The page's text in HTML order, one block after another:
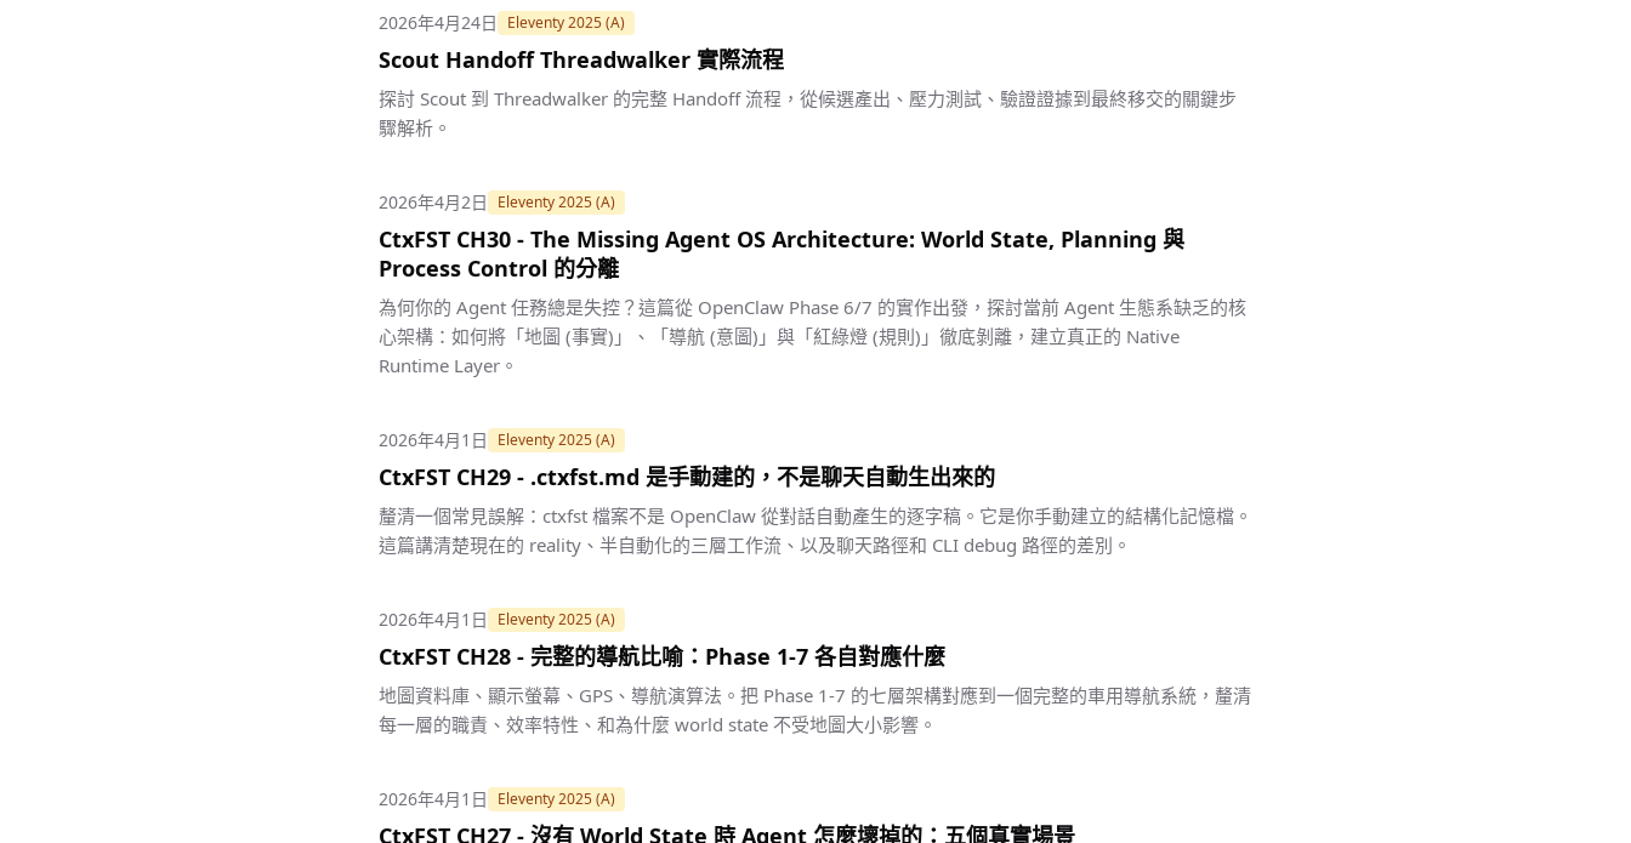
2026年4月24日 Eleventy 2025 (A)
Scout Handoff Threadwalker 實際流程
探討 Scout 到 Threadwalker 的完整 Handoff 流程，從候選產出、壓力測試、驗證證據到最終移交的關鍵步
驟解析。
2026年4月2日 Eleventy 2025 (A)
CtxFST CH30 - The Missing Agent OS Architecture: World State, Planning 與
Process Control 的分離
為何你的 Agent 任務總是失控？這篇從 OpenClaw Phase 6/7 的實作出發，探討當前 Agent 生態系缺乏的核
心架構：如何將「地圖 (事實)」、「導航 (意圖)」與「紅綠燈 (規則)」徹底剝離，建立真正的 Native
Runtime Layer。
2026年4月1日 Eleventy 2025 (A)
CtxFST CH29 - .ctxfst.md 是手動建的，不是聊天自動生出來的
釐清一個常見誤解：ctxfst 檔案不是 OpenClaw 從對話自動產生的逐字稿。它是你手動建立的結構化記憶檔。
這篇講清楚現在的 reality、半自動化的三層工作流、以及聊天路徑和 CLI debug 路徑的差別。
2026年4月1日 Eleventy 2025 (A)
CtxFST CH28 - 完整的導航比喻：Phase 1-7 各自對應什麼
地圖資料庫、顯示螢幕、GPS、導航演算法。把 Phase 1-7 的七層架構對應到一個完整的車用導航系統，釐清
每一層的職責、效率特性、和為什麼 world state 不受地圖大小影響。
2026年4月1日 Eleventy 2025 (A)
CtxFST CH27 - 沒有 World State 時 Agent 怎麼壞掉的：五個真實場景